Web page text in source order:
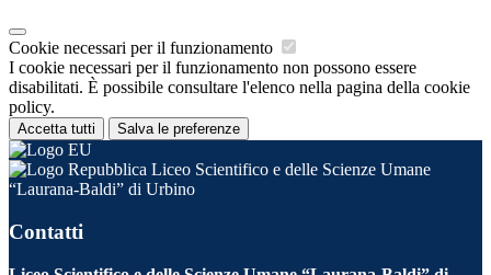
Cookie necessari per il funzionamento
I cookie necessari per il funzionamento non possono essere
disabilitati. È possibile consultare l'elenco nella pagina della cookie
policy.
Accetta tutti Salva le preferenze
Liceo Scientifico e delle Scienze Umane
“Laurana-Baldi” di Urbino
Contatti